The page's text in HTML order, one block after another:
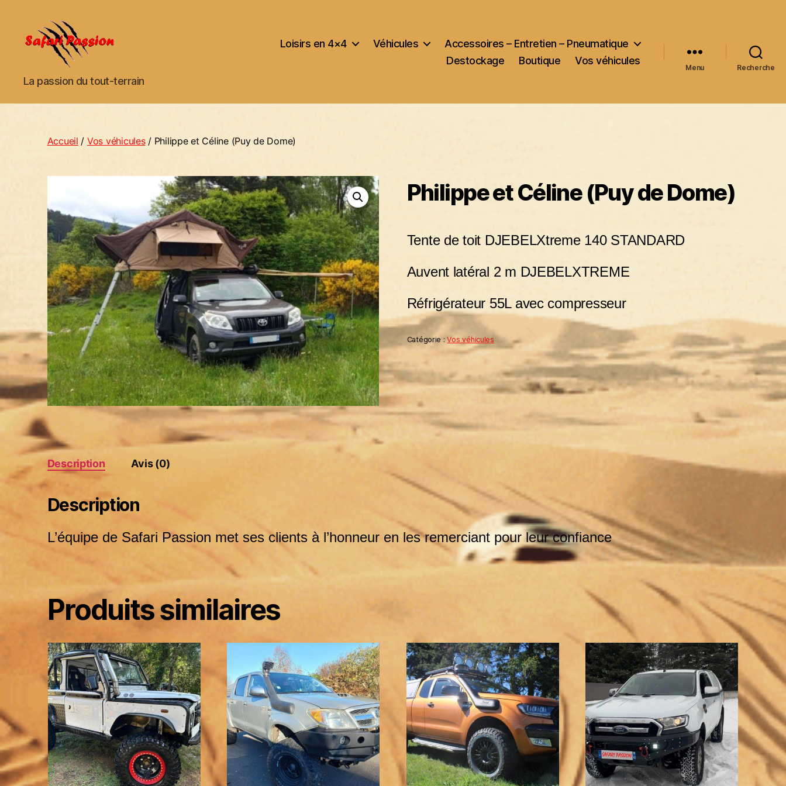
Safari
La passion du tout-terrain
Loisirs en 4×4 Véhicules
Accessoires – Entretien – Pneumatique
Destockage
Boutique Vos véhicules
Menu Recherche
Accueil / Vos véhicules/ Philippe et Céline (Puy de Dome)
Philippe et Céline (Puy de Dome)
Tente de toit DJEBELXtreme 140 STANDARD
Auvent latéral 2 m DJEBELXTREME
Réfrigérateur 55L avec compresseur
Catégorie :Vos véhicules
Description Avis (0)
Description
L’équipe de Safari Passion met ses clients à l’honneur en les remerciant pour leur confiance
Produits similaires